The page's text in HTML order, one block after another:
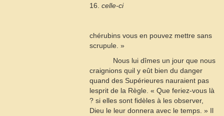
16. celle-ci
chérubins vous en pouvez mettre sans
scrupule. »
Nous lui dîmes un jour que nous
craignions quil y eût bien du danger
quand des Supérieures nauraient pas
lesprit de la Règle. « Que feriez-vous là
? si elles sont fidèles à les observer,
Dieu le leur donnera avec le temps. » Il